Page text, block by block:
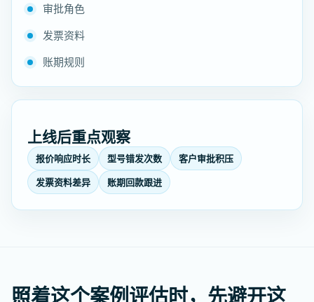
审批角色
发票资料
账期规则
上线后重点观察
报价响应时长 型号错发次数
客户审批积压
发票资料差异
账期回款跟进
照着这个案例评估时，先避开这